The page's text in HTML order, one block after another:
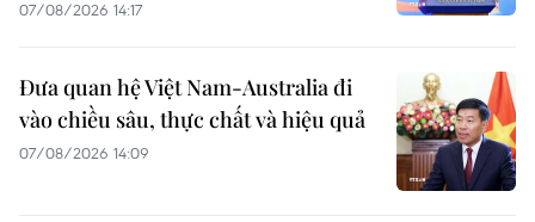
07/08/2026 14:17
Đưa quan hệ Việt Nam-Australia đi
vào chiều sâu, thực chất và hiệu quả
07/08/2026 14:09